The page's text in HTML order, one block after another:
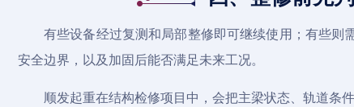
有些设备经过复测和局部整修即可继续使用；有些
安全边界，以及加固后能否满足未来工况。
顺发起重在结构检修项目中，会把主梁状态、轨道条